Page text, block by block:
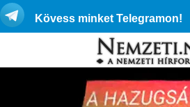
Kövess minket Telegramon!